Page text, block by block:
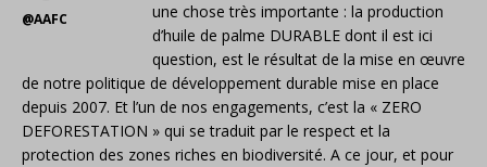
@AAFC
une chose très importante : la production
d’huile de palme DURABLE dont il est ici
question, est le résultat de la mise en œuvre
de notre politique de développement durable mise en place
depuis 2007. Et l’un de nos engagements, c’est la « ZERO
DEFORESTATION » qui se traduit par le respect et la
protection des zones riches en biodiversité. A ce jour, et pour